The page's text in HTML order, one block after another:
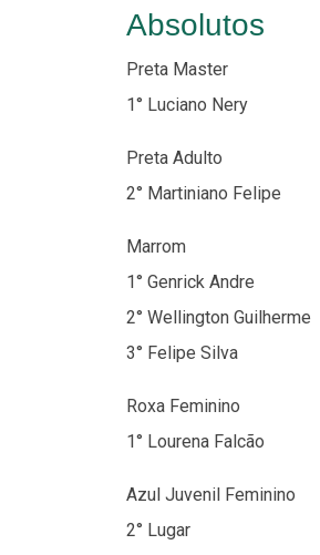
Absolutos
Preta Master
1° Luciano Nery
Preta Adulto
2° Martiniano Felipe
Marrom
1° Genrick Andre
2° Wellington Guilherme
3° Felipe Silva
Roxa Feminino
1° Lourena Falcão
Azul Juvenil Feminino
2° Lugar